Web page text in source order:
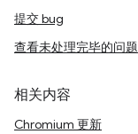
提交 bug
查看未处理完毕的问题
相关内容
Chromium 更新